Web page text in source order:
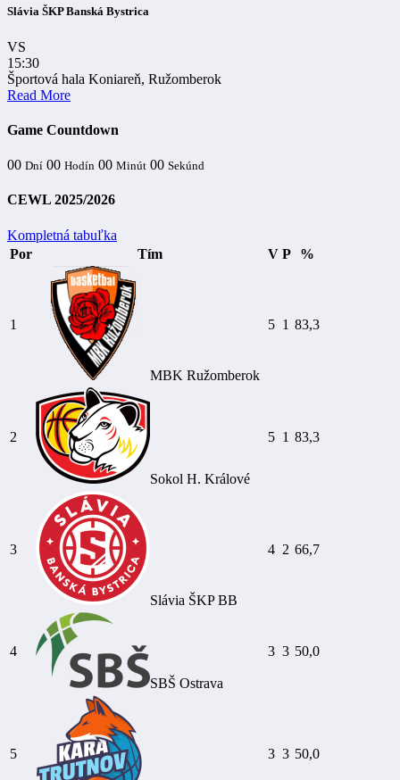
Slávia ŠKP Banská Bystrica
VS
15:30
Športová hala Koniareň, Ružomberok
Read More
Game Countdown
00 Dní 00 Hodín 00 Minút 00 Sekúnd
CEWL 2025/2026
Kompletná tabuľka
Por
Tím V P %
1
MBK Ružomberok
5 1 83,3
2
Sokol H. Králové
5 1 83,3
3
Slávia ŠKP BB
4 2 66,7
4
SBŠ Ostrava
3 3 50,0
5 3 3 50,0